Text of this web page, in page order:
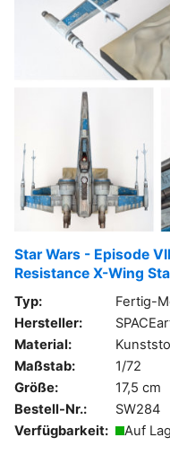
Star Wars - Episode
Resistance X-Wing
Typ:
Fertig-
Hersteller:
Material:
Maßstab:
1/72
Größe:
17,5 cm
Bestell-Nr.:
SW284
Verfügbarkeit:
Auf